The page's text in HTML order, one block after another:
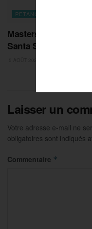
PETANQUE
Masters de
Santa Susanna !
Laisser un
Votre adresse e-mail ne
obligatoires sont indiqués
Commentaire *